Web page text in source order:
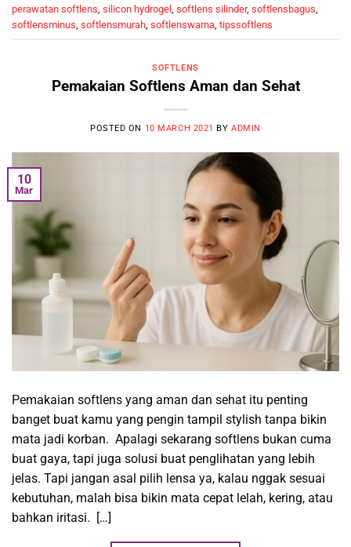
perawatan softlens silicon hydrogel softlens silinder, softlensbagus
softlensminus softlensmurah softlenswarna tipssoftlens
SOFTLENS
Pemakaian Softlens Aman dan Sehat
POSTED ON 10 MARCH 2021 BYADMIN
10
Mar
Pemakaian softlens yang aman dan sehat itu penting
banget buat kamu yang pengin tampil stylish tanpa bikin
mata jadi korban. Apalagi sekarang softlens bukan cuma
buat gaya, tapi juga solusi buat penglihatan yang lebih
jelas. Tapi jangan asal pilih lensa ya, kalau nggak sesuai
kebutuhan, malah bisa bikin mata cepat lelah, kering, atau
bahkan iritasi. […]